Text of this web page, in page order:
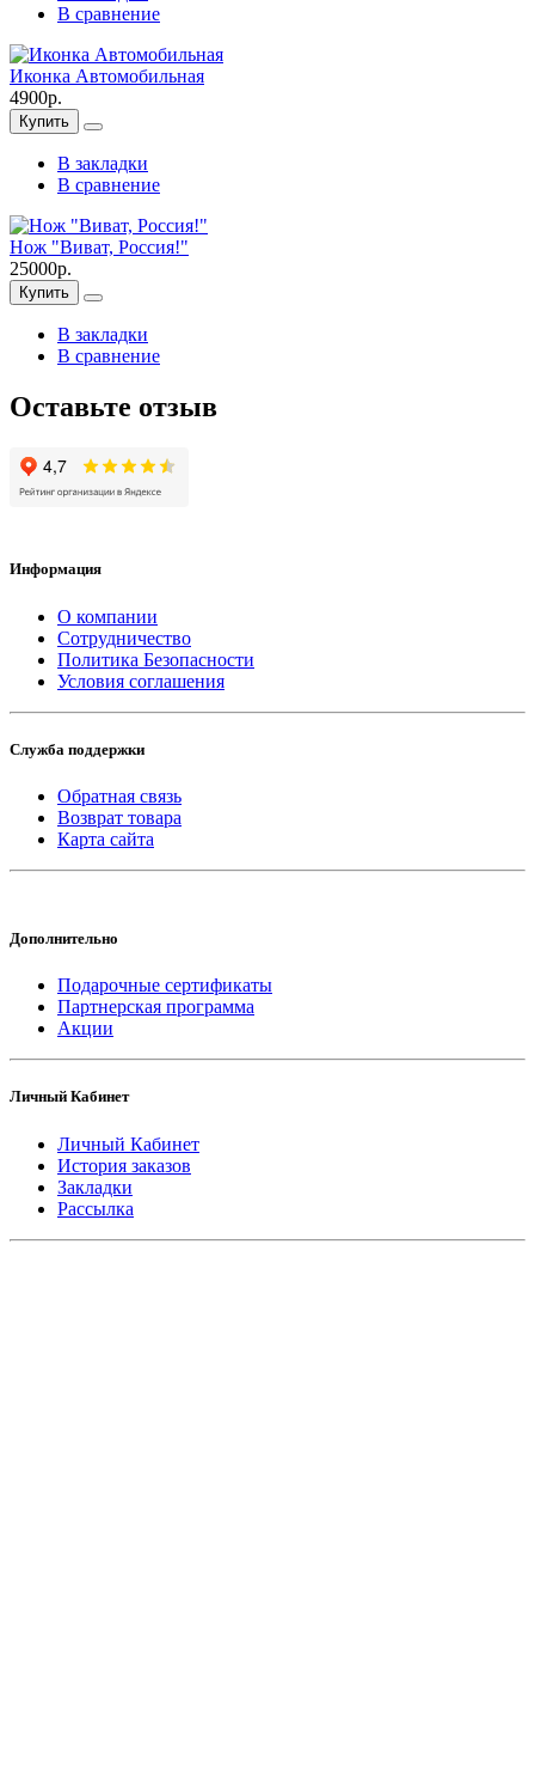
В сравнение
Иконка Автомобильная
4900р.
Купить
В закладки
В сравнение
Нож "Виват, Россия!"
25000р.
Купить
В закладки
В сравнение
Оставьте отзыв
Информация
О компании
Сотрудничество
Политика Безопасности
Условия соглашения
Служба поддержки
Обратная связь
Возврат товара
Карта сайта
Дополнительно
Подарочные сертификаты
Партнерская программа
Акции
Личный Кабинет
Личный Кабинет
История заказов
Закладки
Рассылка